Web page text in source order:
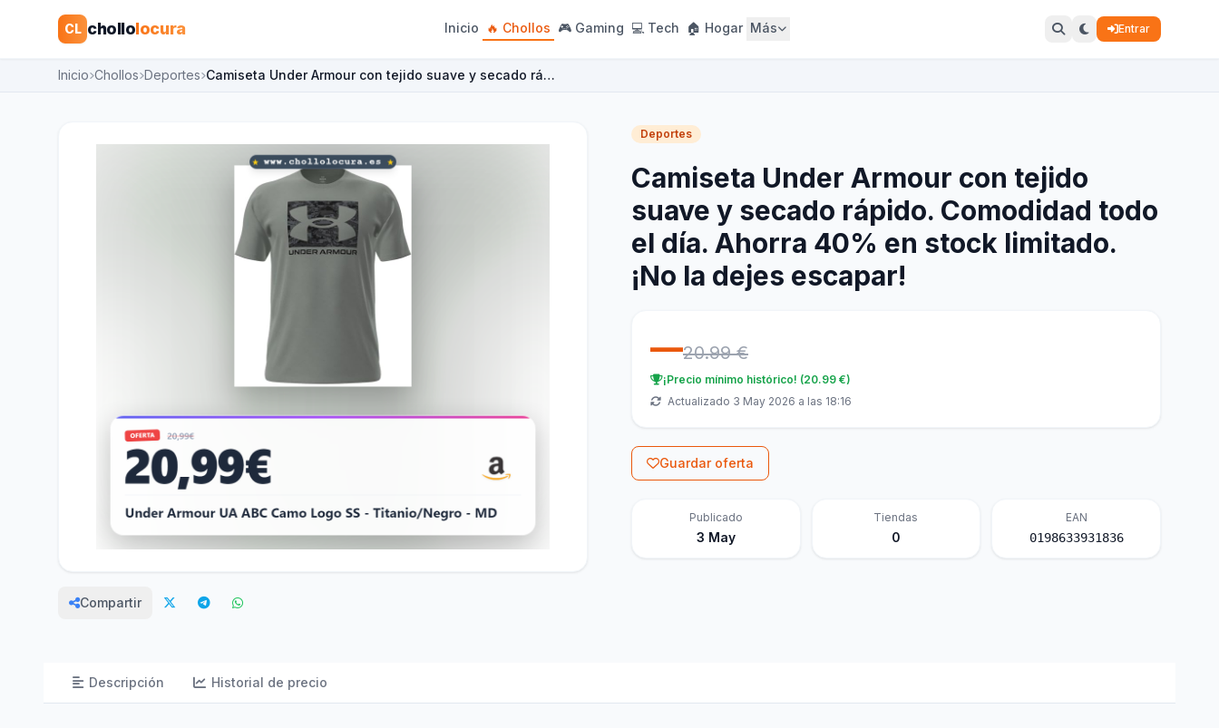
CL chollolocura Inicio 🔥 Chollos 🎮 Gaming 💻 Tech 🏠 Hogar Más Entrar
Inicio Chollos Deportes Camiseta Under Armour con tejido suave y secado rá…
Compartir
Deportes
Camiseta Under Armour con tejido
suave y secado rápido. Comodidad todo
el día. Ahorra 40% en stock limitado.
¡No la dejes escapar!
—20.99 €
¡Precio mínimo histórico! (20.99 €)
Actualizado 3 May 2026 a las 18:16
Guardar oferta
Publicado
3 May
Tiendas
0
EAN
0198633931836
Descripción Historial de precio